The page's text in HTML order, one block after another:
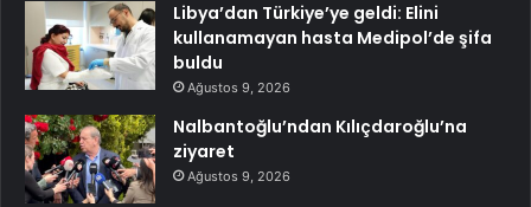
Libya’dan Türkiye’ye geldi: Elini
kullanamayan hasta Medipol’de şifa
buldu
Ağustos 9, 2026
Nalbantoğlu’ndan Kılıçdaroğlu’na
ziyaret
Ağustos 9, 2026